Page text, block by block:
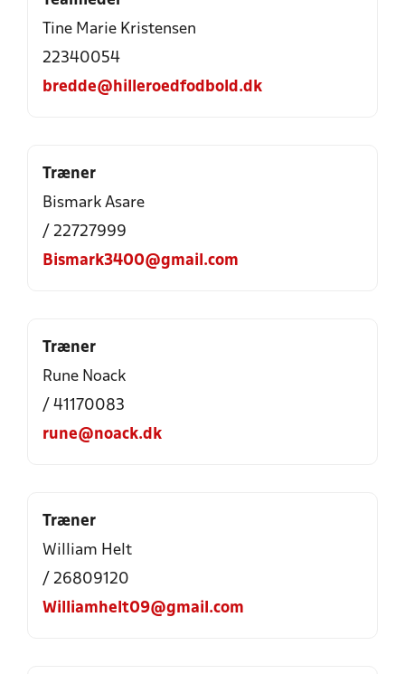
Tine Marie Kristensen
22340054
bredde@hilleroedfodbold.dk
Træner
Bismark Asare
/ 22727999
Bismark3400@gmail.com
Træner
Rune Noack
/ 41170083
rune@noack.dk
Træner
William Helt
/ 26809120
Williamhelt09@gmail.com